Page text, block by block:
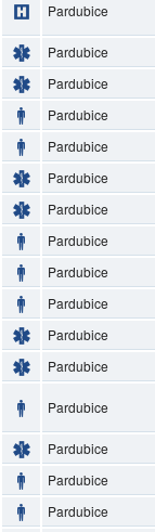
Pardubice
Pardubice
Pardubice
Pardubice
Pardubice
Pardubice
Pardubice
Pardubice
Pardubice
Pardubice
Pardubice
Pardubice
Pardubice
Pardubice
Pardubice
Pardubice